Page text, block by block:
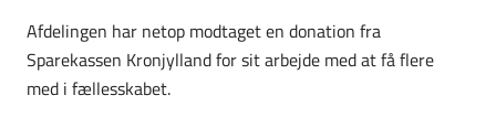
Afdelingen har netop modtaget en donation fra
Sparekassen Kronjylland for sit arbejde med at få flere
med i fællesskabet.